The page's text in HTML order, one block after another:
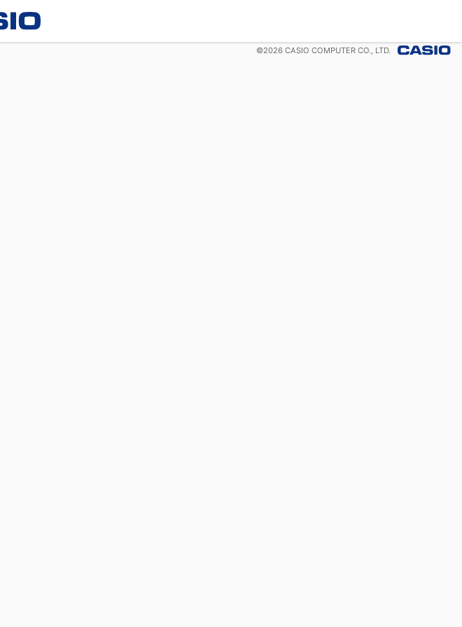
©2026 CASIO COMPUTER CO., LTD.